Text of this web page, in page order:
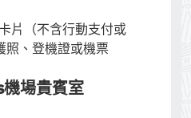
片（不含行動支付或
照、登機證或機票
場貴賓室